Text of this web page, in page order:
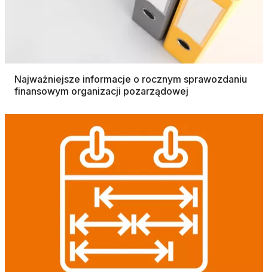
Najważniejsze informacje o rocznym sprawozdaniu
finansowym organizacji pozarządowej